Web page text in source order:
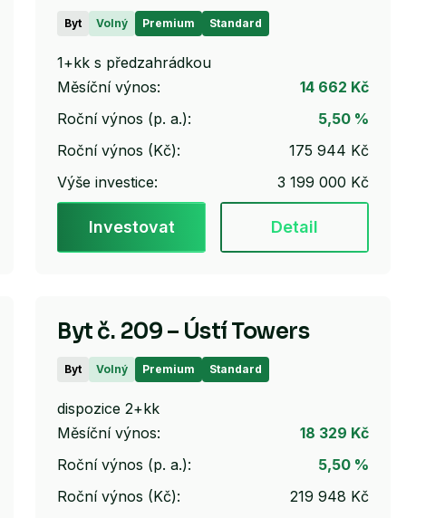
Byt Volný Premium Standard
1+kk s předzahrádkou
Měsíční výnos:
14 662 Kč
Roční výnos (p. a.):
5,50 %
Roční výnos (Kč):
175 944 Kč
Výše investice:
3 199 000 Kč
Investovat Detail
Byt č. 209 – Ústí Towers
Byt Volný Premium Standard
dispozice 2+kk
Měsíční výnos:
18 329 Kč
Roční výnos (p. a.):
5,50 %
Roční výnos (Kč):
219 948 Kč